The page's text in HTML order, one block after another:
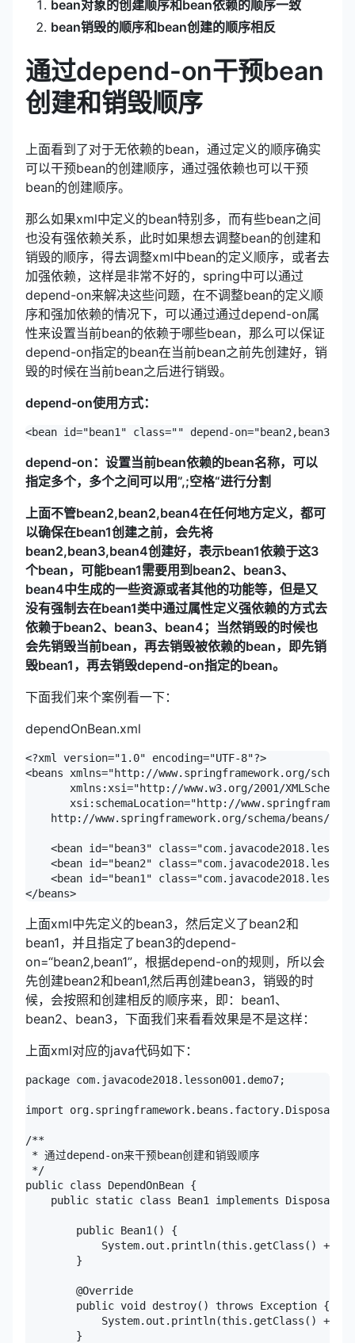
bean对象的创建顺序和bean依赖的顺序一致
bean销毁的顺序和bean创建的顺序相反
通过depend-on干预bean
创建和销毁顺序
上面看到了对于无依赖的bean，通过定义的顺序确实
可以干预bean的创建顺序，通过强依赖也可以干预
bean的创建顺序。
那么如果xml中定义的bean特别多，而有些bean之间
也没有强依赖关系，此时如果想去调整bean的创建和
销毁的顺序，得去调整xml中bean的定义顺序，或者去
加强依赖，这样是非常不好的，spring中可以通过
depend-on来解决这些问题，在不调整bean的定义顺
序和强加依赖的情况下，可以通过通过depend-on属
性来设置当前bean的依赖于哪些bean，那么可以保证
depend-on指定的bean在当前bean之前先创建好，销
毁的时候在当前bean之后进行销毁。
depend-on使用方式：
depend-on：设置当前bean依赖的bean名称，可以
指定多个，多个之间可以用”,;空格“进行分割
上面不管bean2,bean2,bean4在任何地方定义，都可
以确保在bean1创建之前，会先将
bean2,bean3,bean4创建好，表示bean1依赖于这3
个bean，可能bean1需要用到bean2、bean3、
bean4中生成的一些资源或者其他的功能等，但是又
没有强制去在bean1类中通过属性定义强依赖的方式去
依赖于bean2、bean3、bean4；当然销毁的时候也
会先销毁当前bean，再去销毁被依赖的bean，即先销
毁bean1，再去销毁depend-on指定的bean。
下面我们来个案例看一下：
dependOnBean.xml
<?xml version="1.0" encoding="UTF-8"?>
<beans xmlns="http://www.springframework.org/
xmlns:xsi="http://www.w3.org/2001/XMLSchema-
xsi:schemaLocation="http://
http://www.springframework.org/schema/beans/
<bean id="bean3"
<bean id="bean2"
<bean id="bean1"
上面xml中先定义的bean3，然后定义了bean2和
bean1，并且指定了bean3的depend-
on=“bean2,bean1”，根据depend-on的规则，所以会
先创建bean2和bean1,然后再创建bean3，销毁的时
候，会按照和创建相反的顺序来，即：bean1、
bean2、bean3，下面我们来看看效果是不是这样：
上面xml对应的java代码如下：
package com.javacode2018.lesson001.demo7;
import
/**
* 通过depend-on来干预bean创建和销毁顺序
*/
public class DependOnBean {
public static class Bean1 implements
public Bean1() {
System.out.println(this.getClass() + "
}
@Override
public void destroy() throws Exception {
System.out.println(this.getClass() + "
}